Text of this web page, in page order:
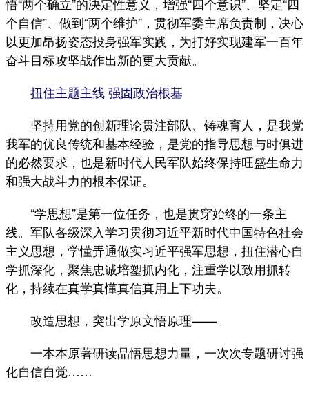
个自信”、做到“两个维护”，贯彻军委主席负责制，决心
以更加昂扬姿态投身强军实践，为打好实现建军一百年
奋斗目标攻坚战作出新的更大贡献。
扭住主题主线 强固政治根基
坚持用党的创新理论贯注部队、铸魂育人，是我党
我军的优良传统和基本经验，是党的指导思想与时俱进
的必然要求，也是新时代人民军队始终保持旺盛生命力
和强大战斗力的根本保证。
“学思想”是第一位任务，也是贯穿始终的一条主
线。军队各级深入学习贯彻习近平新时代中国特色社会
主义思想，学懂弄通做实习近平强军思想，扭住潜心自
学抓深化，聚焦忠诚培塑抓内化，注重学以致用抓转
化，持续在真学真懂真信真用上下功夫。
改造思想，突出学原文悟原理——
一本本原著研读品悟思想力量，一次次专题研讨强
化自信自觉……